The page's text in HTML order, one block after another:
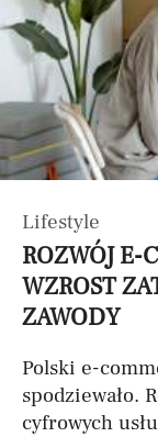
Lifestyle
ROZWÓJ E-
WZROST
ZAWODY
Polski e-
spodziewało.
cyfrowych